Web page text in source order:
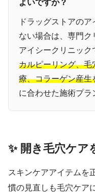
よいですか？
ドラッグストアの
ない場合は、専門ク
アイシークリニック
カルピーリング、毛
療、コラーゲン産生
に合わせた施術プラ
✨ 開き毛穴ケア
スキンケアアイテムを
慣の見直しも毛穴ケア